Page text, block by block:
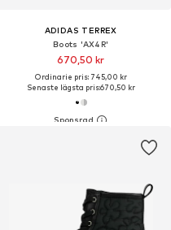
ADIDAS TERREX
Boots 'AX4R'
670,50 kr
Ordinarie pris: 745,00 kr
Senaste lägsta pris:670,50 kr